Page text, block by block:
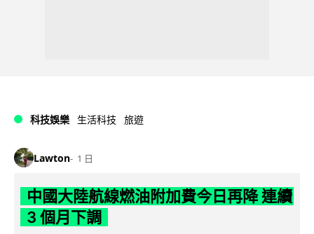
科技娛樂 生活科技 旅遊
Lawton 1 日
中國大陸航線燃油附加費今日再降 連續
3 個月下調